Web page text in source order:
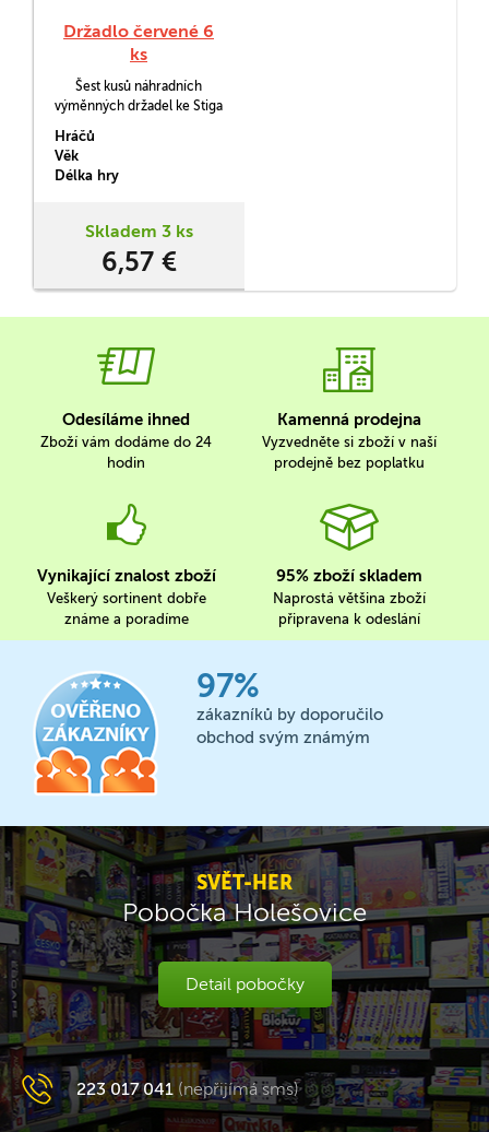
Držadlo červené 6
ks
Šest kusů náhradních
výměnných držadel ke Stiga
Hráčů
Věk
Délka hry
Skladem 3 ks
6,57 €
Odesíláme ihned
Zboží vám dodáme do 24
hodin
Kamenná prodejna
Vyzvedněte si zboží v naší
prodejně bez poplatku
Vynikající znalost zboží
Veškerý sortinent dobře
známe a poradíme
95% zboží skladem
Naprostá většina zboží
připravena k odeslání
97%
zákazníků by doporučilo
obchod svým známým
SVĚT-HER
Pobočka Holešovice
Detail pobočky
223 017 041 (nepřijímá sms)